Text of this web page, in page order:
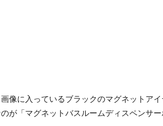
像に入っているブラックのマグネットア
が「マグネットバスルームディスペンサ